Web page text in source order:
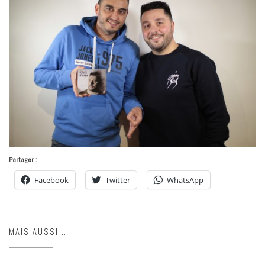
Partager :
Facebook Twitter WhatsApp
MAIS AUSSI ….